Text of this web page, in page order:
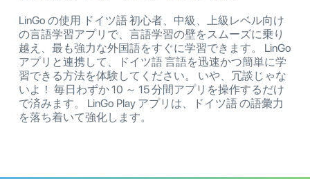
LinGo の使用 ドイツ語 初心者、中級、上級レベル向け
の言語学習アプリで、言語学習の壁をスムーズに乗り
越え、最も強力な外国語をすぐに学習できます。 LinGo
アプリと連携して、ドイツ語 言語を迅速かつ簡単に学
習できる方法を体験してください。 いや、冗談じゃな
いよ！ 毎日わずか 10 ～ 15 分間アプリを操作するだけ
で済みます。 LinGo Play アプリは、ドイツ語 の語彙力
を落ち着いて強化します。